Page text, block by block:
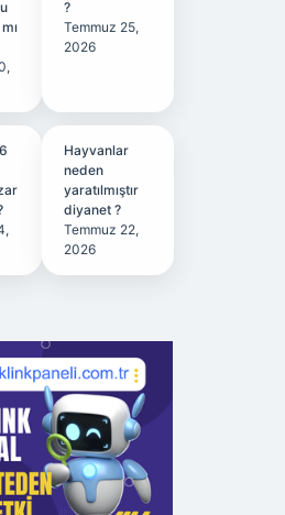
?
Temmuz 25,
2026
Hayvanlar
neden
yaratılmıştır
diyanet ?
Temmuz 22,
2026